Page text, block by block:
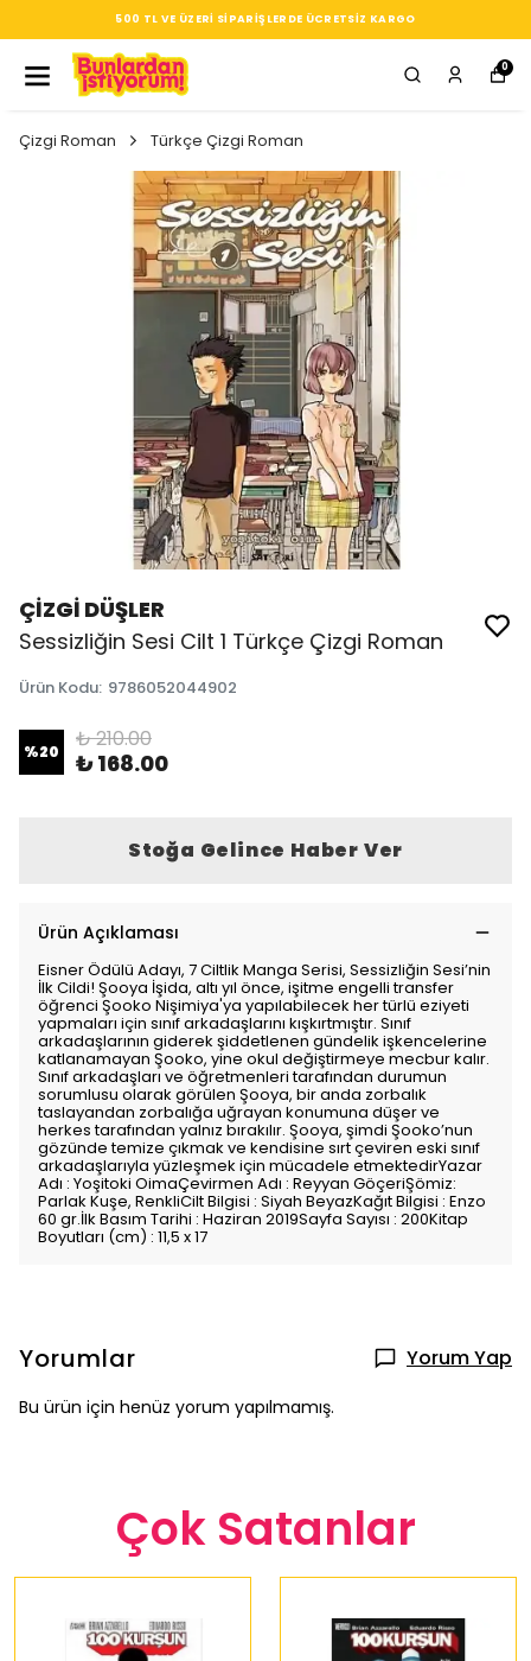
500 TL VE ÜZERI SIPARIŞLERDE ÜCRETSIZ KARGO
0
Çizgi Roman Türkçe Çizgi Roman
ÇİZGİ DÜŞLER
Sessizliğin Sesi Cilt 1 Türkçe Çizgi Roman
Ürün Kodu: 9786052044902
%20 ₺ 210.00
₺ 168.00
Stoğa Gelince Haber Ver
Ürün Açıklaması
Eisner Ödülü Adayı, 7 Ciltlik Manga Serisi, Sessizliğin Sesi’nin
İlk Cildi! Şooya İşida, altı yıl önce, işitme engelli transfer
öğrenci Şooko Nişimiya'ya yapılabilecek her türlü eziyeti
yapmaları için sınıf arkadaşlarını kışkırtmıştır. Sınıf
arkadaşlarının giderek şiddetlenen gündelik işkencelerine
katlanamayan Şooko, yine okul değiştirmeye mecbur kalır.
Sınıf arkadaşları ve öğretmenleri tarafından durumun
sorumlusu olarak görülen Şooya, bir anda zorbalık
taslayandan zorbalığa uğrayan konumuna düşer ve
herkes tarafından yalnız bırakılır. Şooya, şimdi Şooko’nun
gözünde temize çıkmak ve kendisine sırt çeviren eski sınıf
arkadaşlarıyla yüzleşmek için mücadele etmektedirYazar
Adı : Yoşitoki OimaÇevirmen Adı : Reyyan GöçeriŞömiz:
Parlak Kuşe, RenkliCilt Bilgisi : Siyah BeyazKağıt Bilgisi : Enzo
60 gr.İlk Basım Tarihi : Haziran 2019Sayfa Sayısı : 200Kitap
Boyutları (cm) : 11,5 x 17
Yorumlar Yorum Yap
Bu ürün için henüz yorum yapılmamış.
Çok Satanlar